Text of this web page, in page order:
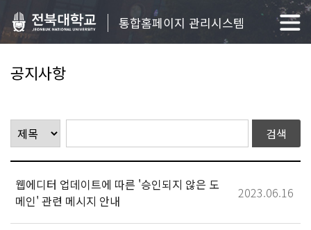
통합홈페이지 관리시스템
공지사항
웹에디터 업데이트에 따른 '승인되지 않은 도
메인' 관련 메시지 안내
2023.06.16